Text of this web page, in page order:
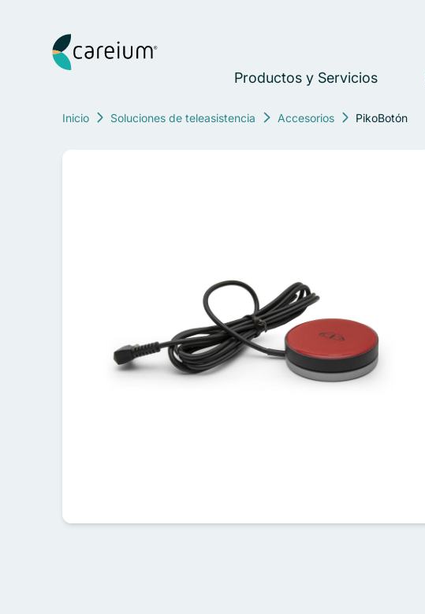
Ir al contenido
Careium Spain
Productos y Servicios
Inicio Soluciones de teleasistencia Accesorios PikoBotón